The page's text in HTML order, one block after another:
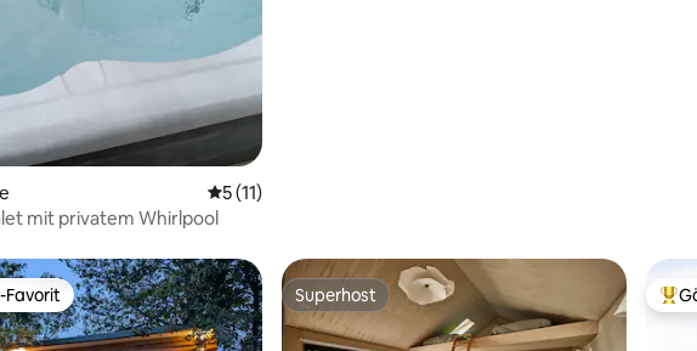
Durchschnittliche Bewertung: 5 von 5, 11 Bewertungen
5 (11)
mit privatem Whirlpool
Gäste-Favorit.
Favorit Superhost
Superhost